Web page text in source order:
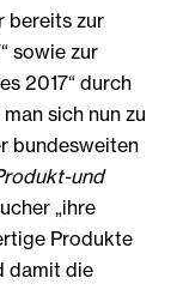
bereits zur
sowie zur
2017“ durch
sich nun zu
bundesweiten
und
„ihre
Produkte
damit die